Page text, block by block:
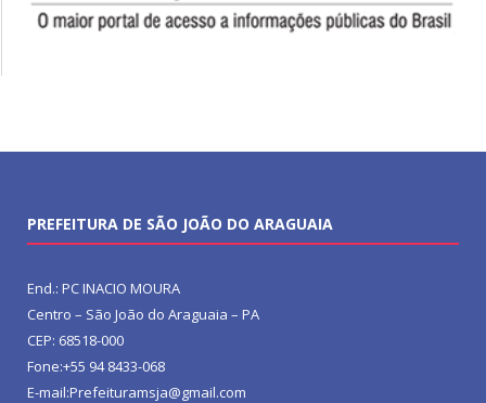
PREFEITURA DE SÃO JOÃO DO ARAGUAIA
End.: PC INACIO MOURA
Centro – São João do Araguaia – PA
CEP: 68518-000
Fone:+55 94 8433-068
E-mail:Prefeituramsja@gmail.com